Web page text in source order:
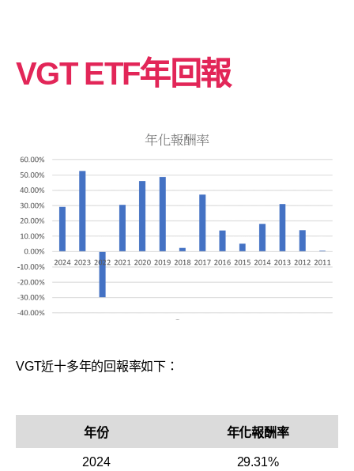
VGT ETF年回報
VGT近十多年的回報率如下：
年份 年化報酬率
2024 29.31%